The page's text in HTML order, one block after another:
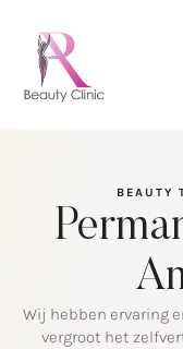
BEAUTY
Wij hebben ervaring
vergroot het